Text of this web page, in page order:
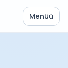
Menüü